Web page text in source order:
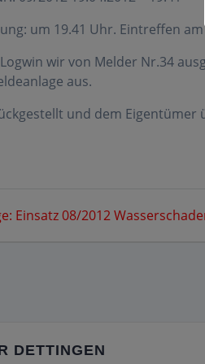
um 19.41 Uhr. Eintreffen
wir von Melder Nr.34
aus.
und dem Eigentümer
Vorheriger
Einsatz 08/2012
DETTINGEN